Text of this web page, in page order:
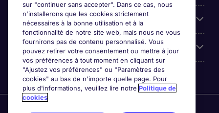
Qui Sommes-Nous ?
Accreditations
sur "continuer sans accepter". Dans ce cas, nous
n'installerons que les cookies strictement
nécessaires à la bonne utilisation et à la
fonctionnalité de notre site web, mais nous ne vous
fournirons pas de contenu personnalisé. Vous
pouvez retirer votre consentement ou mettre à jour
vos préférences à tout moment en cliquant sur
"Ajustez vos préférences" ou "Paramètres des
cookies" au bas de n'importe quelle page. Pour
plus d'informations, veuillez lire notre Politique de
cookies